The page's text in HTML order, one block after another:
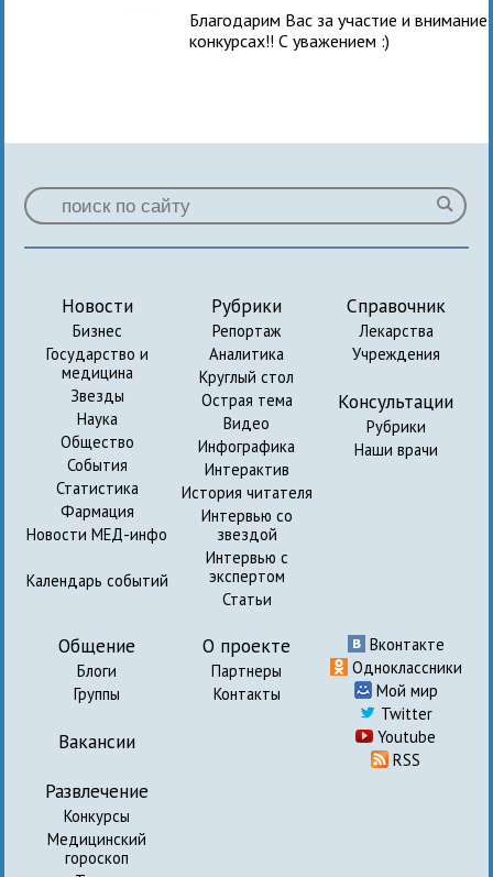
Благодарим Вас за участие и
конкурсах!! С уважением :)
Новости
Бизнес
Государство и
медицина
Звезды
Наука
Общество
События
Статистика
Фармация
Новости МЕД-инфо
Календарь событий
Рубрики
Репортаж
Аналитика
Круглый стол
Острая тема
Видео
Инфографика
Интерактив
История читателя
Интервью со
звездой
Интервью с
экспертом
Статьи
Справочник
Лекарства
Учреждения
Консультации
Рубрики
Наши врачи
Общение
Блоги
Группы
Вакансии
Развлечение
Конкурсы
Медицинский
гороскоп
О проекте
Партнеры
Контакты
Вконтакте
Одноклассники
Мой мир
Twitter
Youtube
RSS